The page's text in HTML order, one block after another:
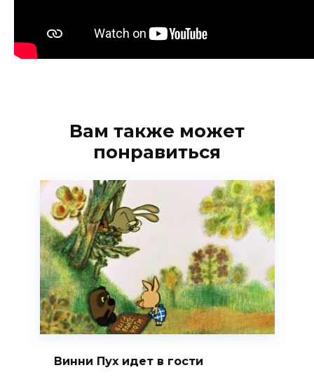
Вам также может
понравиться
Винни Пух идет в гости